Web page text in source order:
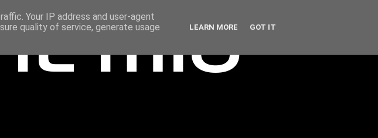
il mio
Your IP address and user-agent
quality of service, generate usage
LEARN MORE GOT IT